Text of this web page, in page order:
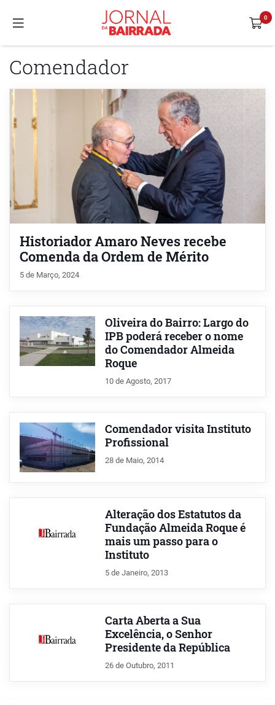
Comendador
Historiador Amaro Neves recebe
Comenda da Ordem de Mérito
5 de Março, 2024
Oliveira do Bairro: Largo do
IPB poderá receber o nome
do Comendador Almeida
Roque
10 de Agosto, 2017
Comendador visita Instituto
Profissional
28 de Maio, 2014
Alteração dos Estatutos da
Fundação Almeida Roque é
mais um passo para o
Instituto
5 de Janeiro, 2013
Carta Aberta a Sua
Excelência, o Senhor
Presidente da República
26 de Outubro, 2011